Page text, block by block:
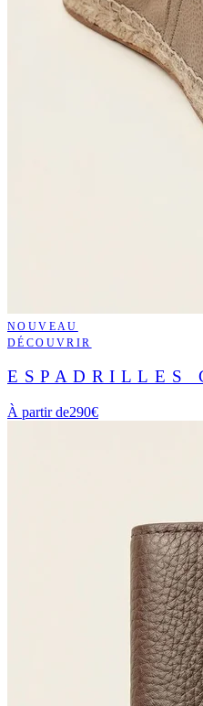
NOUVEAU
DÉCOUVRIR
ESPADRILLES
À partir de290€